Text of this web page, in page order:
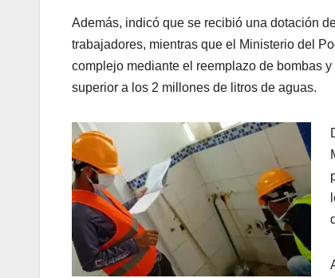
Además, indicó que se recibió una dotación
trabajadores, mientras que el Ministerio del
complejo mediante el reemplazo de bombas
superior a los 2 millones de litros de aguas.